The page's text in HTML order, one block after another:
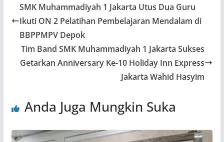
SMK Muhammadiyah 1 Jakarta Utus Dua Guru
Ikuti ON 2 Pelatihan Pembelajaran Mendalam di
BBPPMPV Depok
Tim Band SMK Muhammadiyah 1 Jakarta Sukses
Getarkan Anniversary Ke-10 Holiday Inn Express
Jakarta Wahid Hasyim
Anda Juga Mungkin Suka